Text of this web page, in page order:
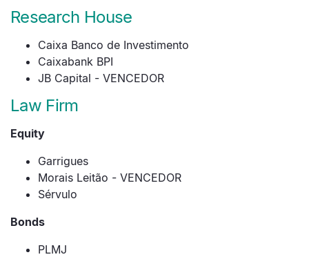
Research House
Caixa Banco de Investimento
Caixabank BPI
JB Capital - VENCEDOR
Law Firm
Equity
Garrigues
Morais Leitão - VENCEDOR
Sérvulo
Bonds
PLMJ